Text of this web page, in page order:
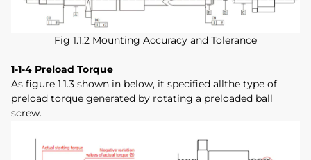
Fig 1.1.2 Mounting Accuracy and Tolerance
1-1-4 Preload Torque
As figure 1.1.3 shown in below, it specified allthe type of
preload torque generated by rotating a preloaded ball
screw.